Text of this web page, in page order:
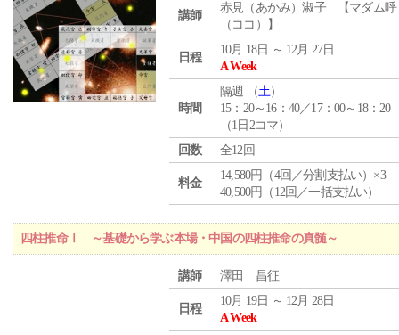
講師
赤見（あかみ）淑子 【マダム呼
（ココ）】
日程
10月 18日 ～ 12月 27日
A Week
時間
隔週 （土）
15：20～16：40／17：00～18：20
（1日2コマ）
回数
全12回
料金
14,580円（4回／分割支払い）×3
40,500円（12回／一括支払い）
四柱推命Ⅰ ～基礎から学ぶ本場・中国の四柱推命の真髄～
講師 澤田 昌征
日程
10月 19日 ～ 12月 28日
A Week